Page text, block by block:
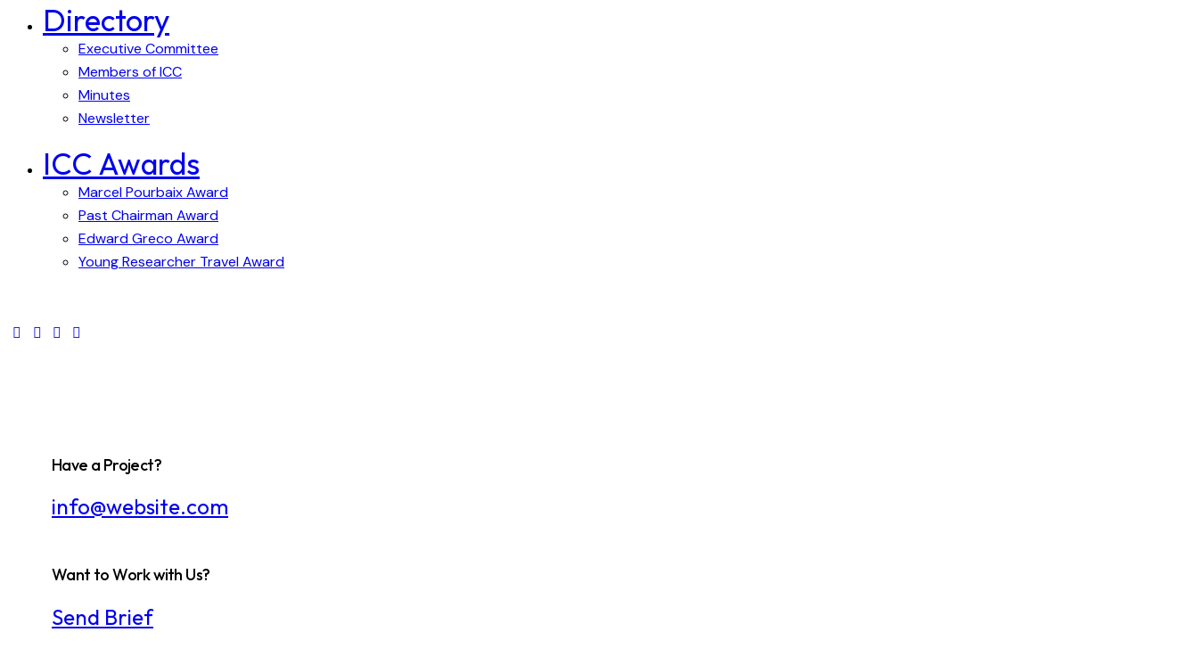
Directory
Executive Committee
Members of ICC
Minutes
Newsletter
ICC Awards
Marcel Pourbaix Award
Past Chairman Award
Edward Greco Award
Young Researcher Travel Award
Have a Project?
info@website.com
Want to Work with Us?
Send Brief